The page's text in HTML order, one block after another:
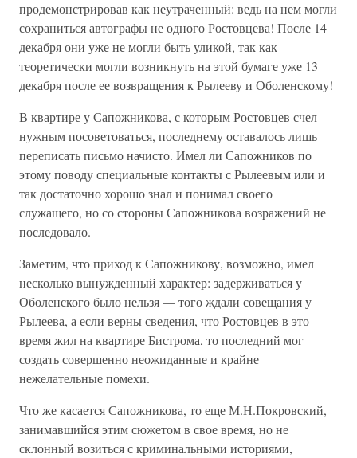
продемонстрировав как неутраченный: ведь на нем могли
сохраниться автографы не одного Ростовцева! После 14
декабря они уже не могли быть уликой, так как
теоретически могли возникнуть на этой бумаге уже 13
декабря после ее возвращения к Рылееву и Оболенскому!
В квартире у Сапожникова, с которым Ростовцев счел
нужным посоветоваться, последнему оставалось лишь
переписать письмо начисто. Имел ли Сапожников по
этому поводу специальные контакты с Рылеевым или и
так достаточно хорошо знал и понимал своего
служащего, но со стороны Сапожникова возражений не
последовало.
Заметим, что приход к Сапожникову, возможно, имел
несколько вынужденный характер: задерживаться у
Оболенского было нельзя — того ждали совещания у
Рылеева, а если верны сведения, что Ростовцев в это
время жил на квартире Бистрома, то последний мог
создать совершенно неожиданные и крайне
нежелательные помехи.
Что же касается Сапожникова, то еще М.Н.Покровский,
занимавшийся этим сюжетом в свое время, но не
склонный возиться с криминальными историями,